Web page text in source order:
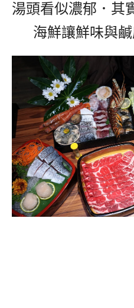
湯頭看似濃郁．其
海鮮讓鮮味與